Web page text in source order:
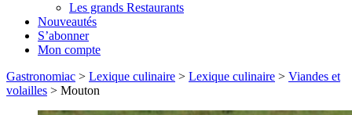
Les grands Restaurants
Nouveautés
S’abonner
Mon compte
Gastronomiac > Lexique culinaire > Lexique culinaire > Viandes et
volailles > Mouton